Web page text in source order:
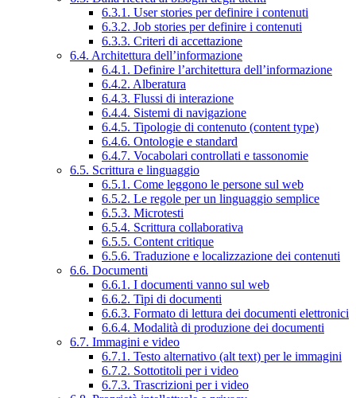
6.3.1. User stories per definire i contenuti
6.3.2. Job stories per definire i contenuti
6.3.3. Criteri di accettazione
6.4. Architettura dell’informazione
6.4.1. Definire l’architettura dell’informazione
6.4.2. Alberatura
6.4.3. Flussi di interazione
6.4.4. Sistemi di navigazione
6.4.5. Tipologie di contenuto (content type)
6.4.6. Ontologie e standard
6.4.7. Vocabolari controllati e tassonomie
6.5. Scrittura e linguaggio
6.5.1. Come leggono le persone sul web
6.5.2. Le regole per un linguaggio semplice
6.5.3. Microtesti
6.5.4. Scrittura collaborativa
6.5.5. Content critique
6.5.6. Traduzione e localizzazione dei contenuti
6.6. Documenti
6.6.1. I documenti vanno sul web
6.6.2. Tipi di documenti
6.6.3. Formato di lettura dei documenti elettronici
6.6.4. Modalità di produzione dei documenti
6.7. Immagini e video
6.7.1. Testo alternativo (alt text) per le immagini
6.7.2. Sottotitoli per i video
6.7.3. Trascrizioni per i video